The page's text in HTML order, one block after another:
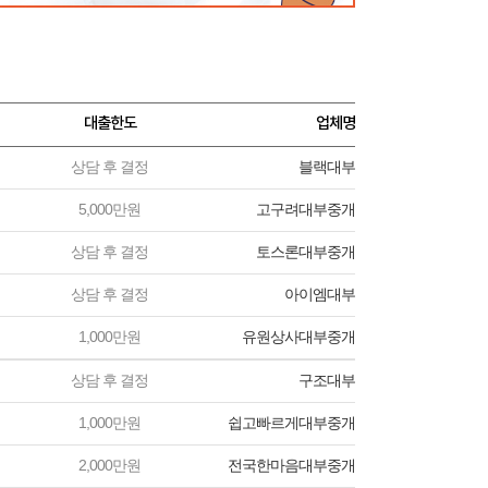
대출한도 업체명
상담 후 결정 블랙대부
5,000만원 고구려대부중개
상담 후 결정 토스론대부중개
상담 후 결정 아이엠대부
1,000만원 유원상사대부중개
상담 후 결정 구조대부
1,000만원 쉽고빠르게대부중개
2,000만원 전국한마음대부중개